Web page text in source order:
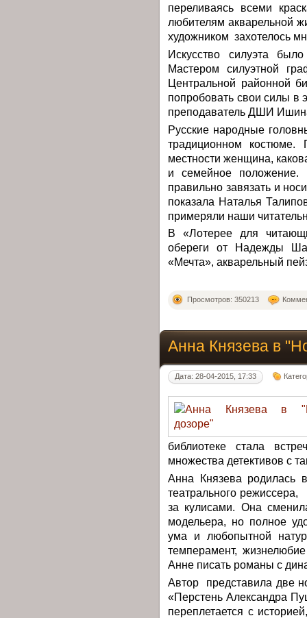
переливаясь всеми
любителям акварельной
художником захотелось
Искусство силуэта
Мастером силуэтной
Центральной районной
попробовать свои силы в
преподаватель ДШИ
Русские народные
традиционном
местности женщина,
и семейное
правильно завязать и
показала Наталья
примеряли наши
В «Лотерее для
обереги от Надежды
«Мечта», акварельный
Просмотров: 350213
Анна Князева в
Дата: 28-04-2015, 17:33
библиотеке стала
множества детективов с
Анна Князева родилась
театрального
за кулисами. Она
модельера, но полное
ума и любопытной
темперамент,
Анне писать романы с
Автор представила две
«Перстень Александра
переплетается с